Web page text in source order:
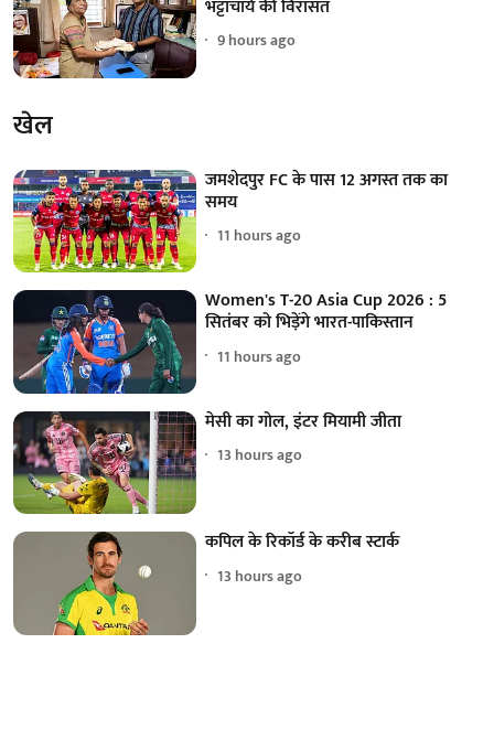
भट्टाचार्य की विरासत
9 hours ago
खेल
जमशेदपुर FC के पास 12 अगस्त तक का
समय
11 hours ago
Women's T-20 Asia Cup 2026 : 5
सितंबर को भिड़ेंगे भारत-पाकिस्तान
11 hours ago
मेसी का गोल, इंटर मियामी जीता
13 hours ago
कपिल के रिकॉर्ड के करीब स्टार्क
13 hours ago